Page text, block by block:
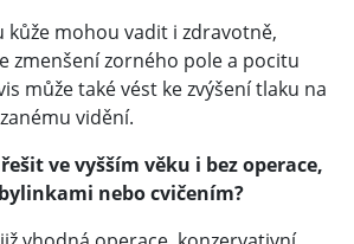
kůže mohou vadit i zdravotně,
zmenšení zorného pole a pocitu
může také vést ke zvýšení tlaku na
vidění.
ve vyšším věku i bez operace,
nebo cvičením?